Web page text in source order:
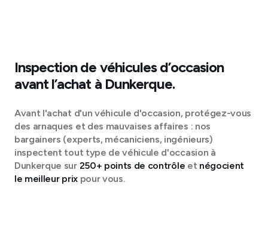
Inspection de véhicules d’occasion
avant l’achat à Dunkerque.
Avant l'achat d'un véhicule d'occasion, protégez-vous
des arnaques et des mauvaises affaires : nos
bargainers (experts, mécaniciens, ingénieurs)
inspectent tout type de véhicule d'occasion à
Dunkerque sur 250+ points de contrôle et négocient
le meilleur prixpour vous.